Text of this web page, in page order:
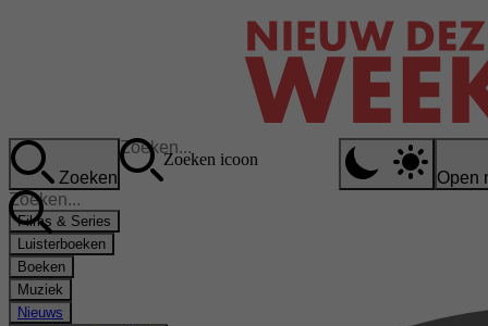
Zoeken
Zoeken icoon
Open
Films & Series
Luisterboeken
Boeken
Muziek
Nieuws